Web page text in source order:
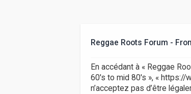
Reggae Roots Forum -
En accédant à « Reggae
60's to mid 80's », « https://
n’acceptez pas d’être